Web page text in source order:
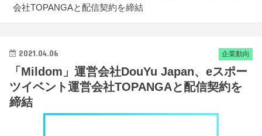
会社TOPANGAと配信契約を締結
企業動向
2021.04.06
「Mildom」運営会社DouYu Japan、eスポー
ツイベント運営会社TOPANGAと配信契約を
締結